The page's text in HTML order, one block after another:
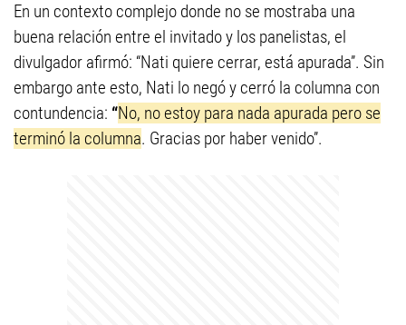
En un contexto complejo donde no se mostraba una
buena relación entre el invitado y los panelistas, el
divulgador afirmó: “Nati quiere cerrar, está apurada”. Sin
embargo ante esto, Nati lo negó y cerró la columna con
contundencia: “No, no estoy para nada apurada pero se
terminó la columna. Gracias por haber venido”.